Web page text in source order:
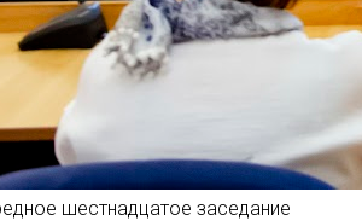
шестнадцатое заседание